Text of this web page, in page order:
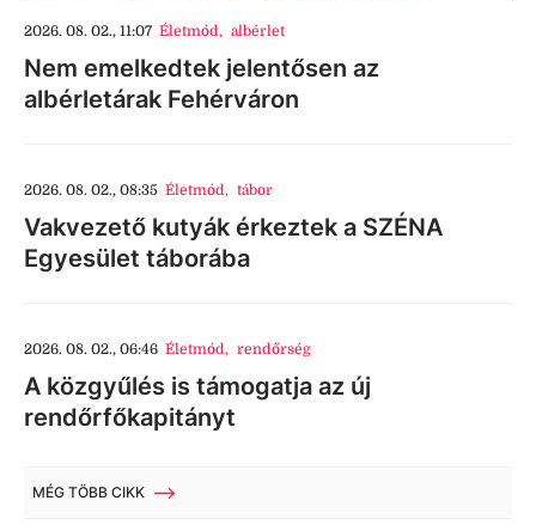
2026. 08. 02., 11:07 Életmód, albérlet
Nem emelkedtek jelentősen az
albérletárak Fehérváron
2026. 08. 02., 08:35 Életmód, tábor
Vakvezető kutyák érkeztek a SZÉNA
Egyesület táborába
2026. 08. 02., 06:46 Életmód, rendőrség
A közgyűlés is támogatja az új
rendőrfőkapitányt
MÉG TÖBB CIKK